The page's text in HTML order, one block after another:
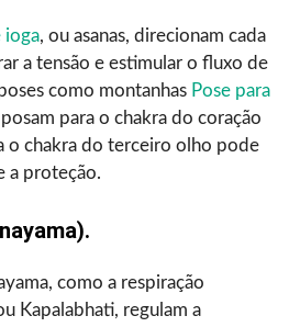
ioga, ou asanas, direcionam cada
a tensão e estimular o fluxo de
como montanhas Pose para
para o chakra do coração
o chakra do terceiro olho pode
a proteção.
como a respiração
Kapalabhati, regulam a